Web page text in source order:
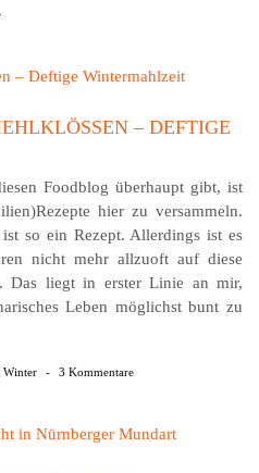
– DEFTIGE W
Foodblog überhaupt gibt, ist
hier zu versammeln.
so ein Rezept. Allerdings ist es
nicht mehr allzuoft auf diese
Das liegt in erster Linie an mir,
Leben möglichst bunt zu
Winter - 3 Kommentare